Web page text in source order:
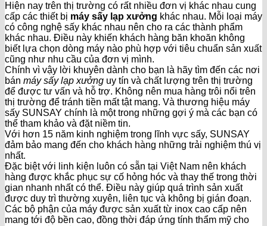
Hiện nay trên thị trường có rất nhiều đơn vị khác nhau cung
cấp các thiết bị máy sấy lạp xưởng khác nhau. Mỗi loại máy
có công nghệ sấy khác nhau nên cho ra các thành phẩm
khác nhau. Điều này khiến khách hàng băn khoăn không
biết lựa chọn dòng máy nào phù hợp với tiêu chuẩn sản xuất
cũng như nhu cầu của đơn vị mình.
Chính vì vậy lời khuyên dành cho bạn là hãy tìm đến các nơi
bán máy sấy lạp xưởng uy tín và chất lượng trên thị trường
để được tư vấn và hỗ trợ. Không nên mua hàng trôi nổi trên
thị trường để tránh tiền mất tật mang. Và thương hiệu máy
sấy SUNSAY chính là một trong những gợi ý mà các bạn có
thể tham khảo và đặt niềm tin.
Với hơn 15 năm kinh nghiệm trong lĩnh vực sấy, SUNSAY
đảm bảo mang đến cho khách hàng những trải nghiệm thú vị
nhất.
Đặc biệt với linh kiện luôn có sẵn tại Việt Nam nên khách
hàng được khắc phục sự cố hỏng hóc và thay thế trong thời
gian nhanh nhất có thể. Điều này giúp quá trình sản xuất
được duy trì thường xuyên, liên tục và không bị gián đoạn.
Các bộ phận của máy được sản xuất từ inox cao cấp nên
mang tới độ bền cao, đồng thời đáp ứng tính thẩm mỹ cho